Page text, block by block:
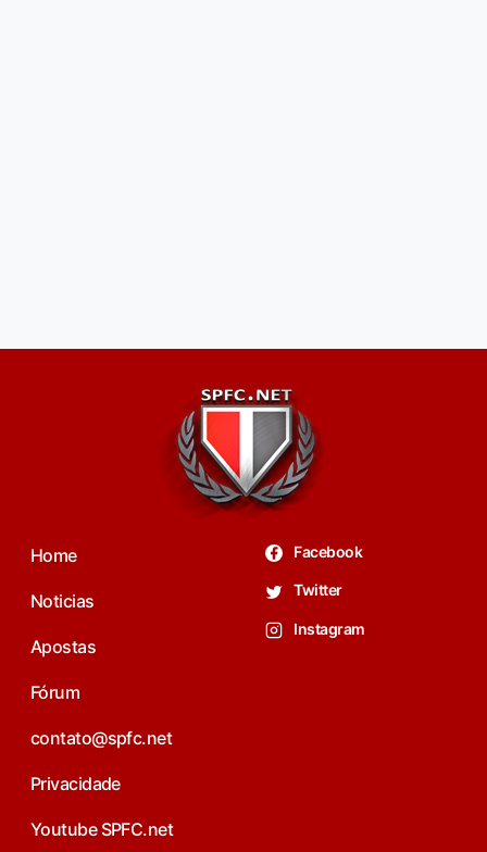
Home
Noticias
Apostas
Fórum
contato@spfc.net
Privacidade
Youtube SPFC.net
Facebook
Twitter
Instagram